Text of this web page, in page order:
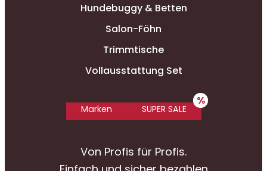
Hundebuggy & Betten
Salon-Föhn
Trimmtische
Vollausstattung Set
Marken SUPER SALE
Von Profis für Profis.